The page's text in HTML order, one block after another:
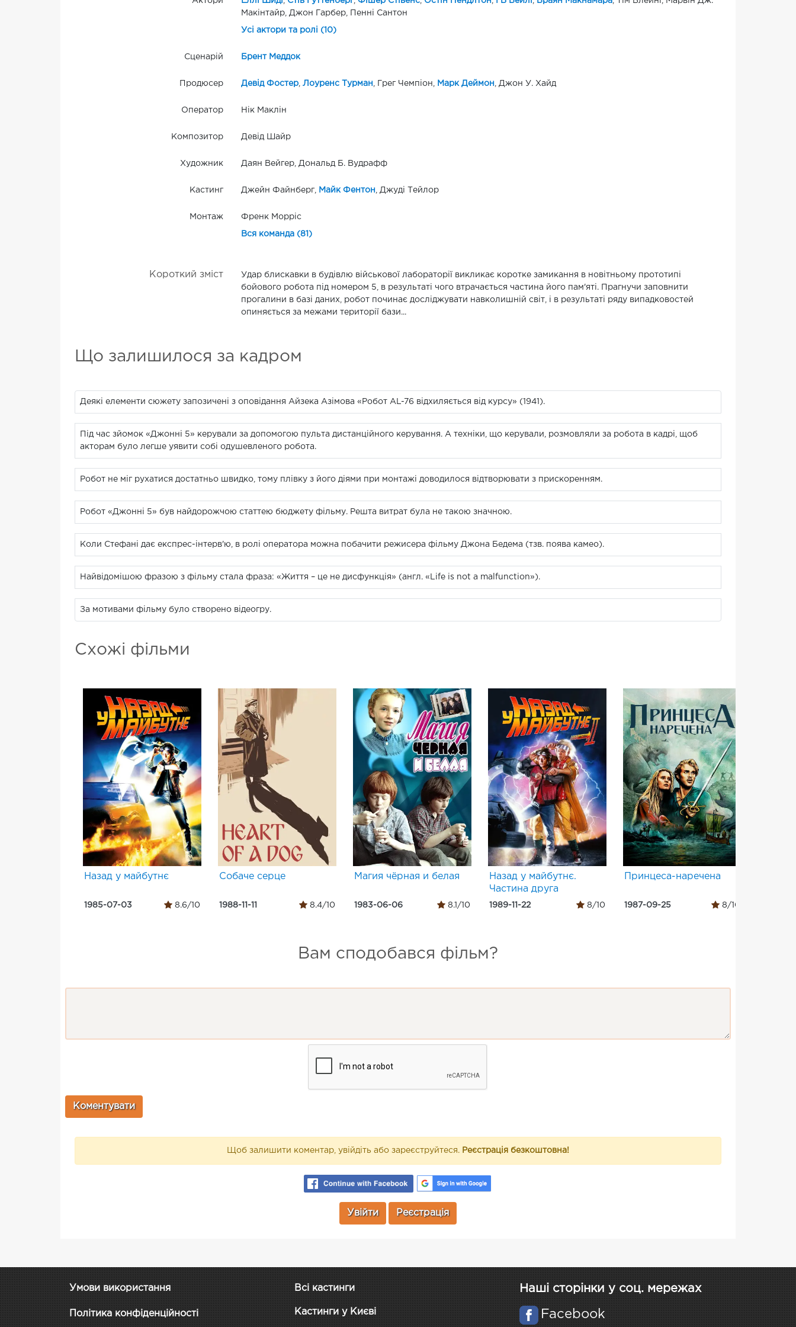
Макінтайр, Джон Гарбер, Пенні Сантон
Усі актори та ролі (10)
Сценарій Брент Меддок
Продюсер Девід Фостер, Лоуренс Турман , Грег Чемпіон, Марк Деймон , Джон У. Хайд
Оператор Нік Маклін
Композитор Девід Шайр
Художник Даян Вейгер, Дональд Б. Вудрафф
Кастинг Джейн Файнберг, Майк Фентон , Джуді Тейлор
Монтаж Френк Морріс
Вся команда (81)
Короткий зміст
Удар блискавки в будівлю військової лабораторії викликає коротке замикання в новітньому прототипі
бойового робота під номером 5, в результаті чого втрачається частина його пам'яті. Прагнучи заповнити
прогалини в базі даних, робот починає досліджувати навколишній світ, і в результаті ряду випадковостей
опиняється за межами території бази...
Що залишилося за кадром
Деякі елементи сюжету запозичені з оповідання Айзека Азімова «Робот AL-76 відхиляється від курсу» (1941).
Під час зйомок «Джонні 5» керували за допомогою пульта дистанційного керування. А техніки, що керували, розмовляли за робота в кадрі, щоб
акторам було легше уявити собі одушевленого робота.
Робот не міг рухатися достатньо швидко, тому плівку з його діями при монтажі доводилося відтворювати з прискоренням.
Робот «Джонні 5» був найдорожчою статтею бюджету фільму. Решта витрат була не такою значною.
Коли Стефані дає експрес-інтерв'ю, в ролі оператора можна побачити режисера фільму Джона Бедема (тзв. поява камео).
Найвідомішою фразою з фільму стала фраза: «Життя – це не дисфункція» (англ. «Life is not a malfunction»).
За мотивами фільму було створено відеогру.
Схожі фільми
Назад у майбутнє
1985-07-03 8.6/10
Собаче серце
1988-11-11 8.4/10
Магия чёрная и белая
1983-06-06 8.1/10
Назад у майбутнє.
Частина друга
1989-11-22 8/10
Принцеса-наречена
1987-09-25 8/10
Вам сподобався фільм?
Щоб залишити коментар, увійдіть або зареєструйтеся. Реєстрація безкоштовна!
Увійти Реєстрація
Умови використання
Політика конфіденційності
Всі кастинги
Кастинги у Києві
Наші сторінки у соц. мережах
Facebook